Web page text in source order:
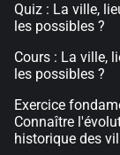
Quiz : La ville,
les possibles ?
Cours : La ville,
les possibles ?
Exercice
Connaître
historique des